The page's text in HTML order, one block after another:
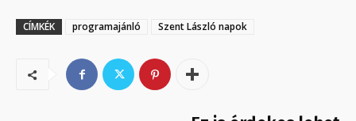
CÍMKÉK programajánló Szent László napok